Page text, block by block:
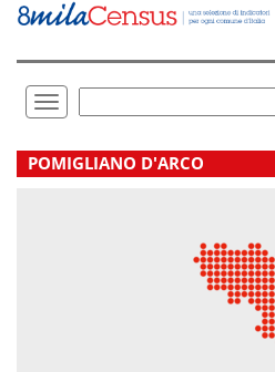
Vai
direttamente
Toggle
navigation
.
POMIGLIANO D'ARCO